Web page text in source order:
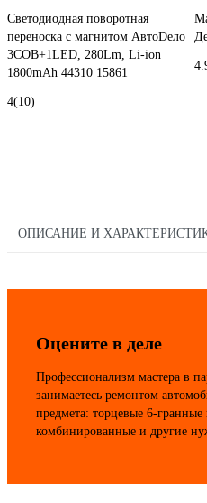
Светодиодная поворотная
переноска с магнитом АвтоDело
3COB+1LED, 280Lm, Li-ion
1800mAh 44310 15861
4(10)
ОПИСАНИЕ И
Оцените в деле
Профессионализм мастера в
занимаетесь ремонтом
предмета: торцевые 6-
комбинированные и другие